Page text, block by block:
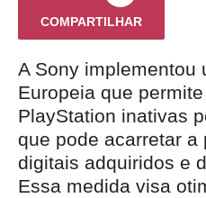
COMPARTILHAR
A Sony implementou
Europeia que
PlayStation inativas
que pode acarretar a
digitais adquiridos e
Essa medida visa